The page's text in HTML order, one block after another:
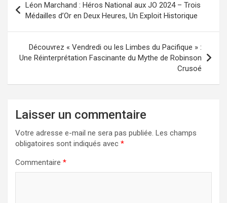
de
l’article
Léon Marchand : Héros National aux JO 2024 – Trois
Médailles d’Or en Deux Heures, Un Exploit Historique
Découvrez « Vendredi ou les Limbes du Pacifique » :
Une Réinterprétation Fascinante du Mythe de Robinson
Crusoé
Laisser un commentaire
Votre adresse e-mail ne sera pas publiée. Les champs
obligatoires sont indiqués avec *
Commentaire *